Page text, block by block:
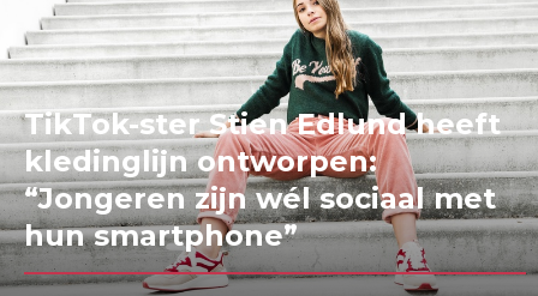
TikTok-ster Stien Edlund heeft
kledinglijn ontworpen:
“Jongeren zijn wél sociaal met
hun smartphone”